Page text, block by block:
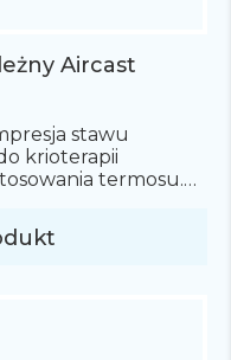
Aircast
stawu
krioterapii
termosu.
temperaturę do ok.
terapię zimnem